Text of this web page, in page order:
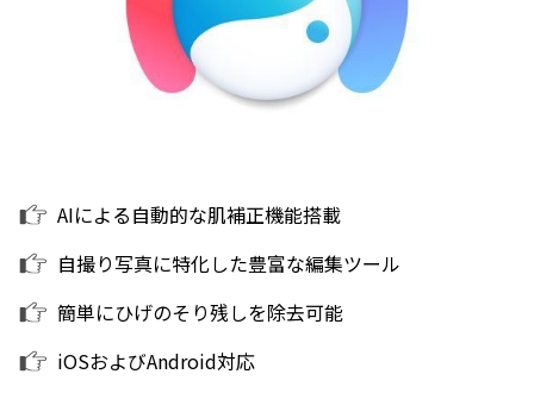
AIによる自動的な肌補正機能搭載
自撮り写真に特化した豊富な編集ツール
簡単にひげのそり残しを除去可能
iOSおよびAndroid対応